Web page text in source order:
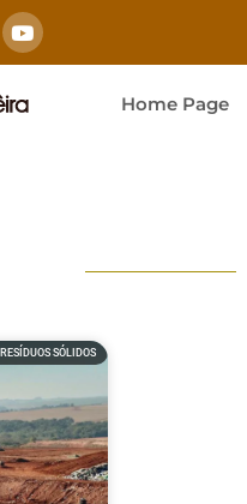
Home Page
RESÍDUOS SÓLIDOS